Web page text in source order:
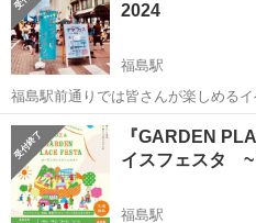
2024
福島駅
福島駅前通りでは皆さんが楽しめる
おります！ 7月7日(日)には、毎年
島県内の物産ブースや、ダンスパフ
手づくり品のブースを駅前通...
福島 福島市
『GARDEN
イスフェスタ
福島駅